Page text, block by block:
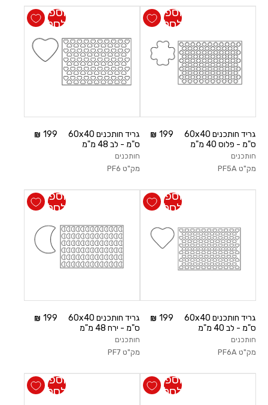
גריד חותכנים 60x40
ס"מ - פלוס 40 מ"מ
חותכנים
מק"ט PF5A
199
הוספה
לסל
גריד חותכנים 60x40
ס"מ - לב 48 מ"מ
חותכנים
מק"ט PF6
199
הוספה
לסל
גריד חותכנים 60x40
ס"מ - לב 40 מ"מ
חותכנים
מק"ט PF6A
199
הוספה
לסל
גריד חותכנים 60x40
ס"מ - ירח 48 מ"מ
חותכנים
מק"ט PF7
199
הוספה
לסל
הוספה
לסל
הוספה
לסל